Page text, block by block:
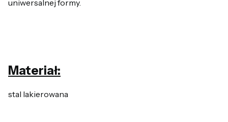
uniwersalnej formy.
Materiał:
stal lakierowana